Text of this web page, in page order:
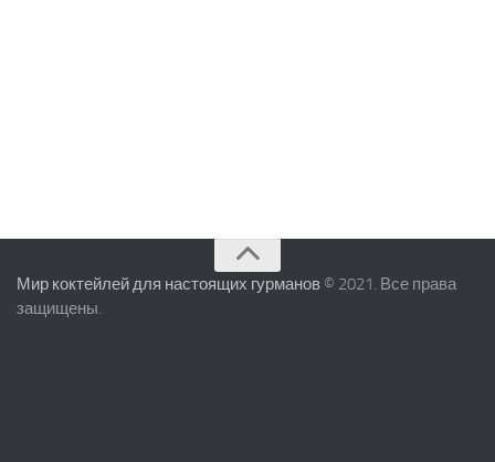
Мир коктейлей для настоящих гурманов © 2021. Все права
защищены.